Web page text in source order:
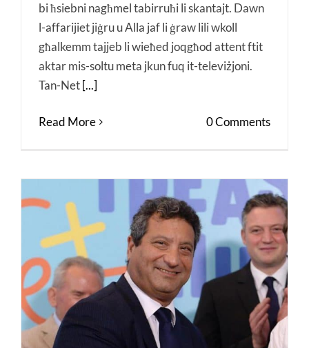
bi ħsiebni nagħmel tabirruħi li skantajt. Dawn
l-affarijiet jiġru u Alla jaf li ġraw lili wkoll
għalkemm tajjeb li wieħed joqgħod attent ftit
aktar mis-soltu meta jkun fuq it-televiżjoni.
Tan-Net [...]
Read More 0 Comments